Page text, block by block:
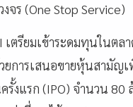
จร (One Stop Service)
เตรียมเข้าระดมทุนในต
วยการเสนอขายหุ้นสามัญ
รั้งแรก (IPO) จำนวน 80